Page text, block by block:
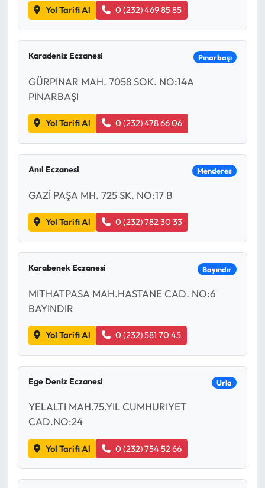
Yol Tarifi Al 0 (232) 469 85 85
Karadeniz Eczanesi Pınarbaşı
GÜRPINAR MAH. 7058 SOK. NO:14A
PINARBAŞI
Yol Tarifi Al 0 (232) 478 66 06
Anıl Eczanesi Menderes
GAZİ PAŞA MH. 725 SK. NO:17 B
Yol Tarifi Al 0 (232) 782 30 33
Karabenek Eczanesi Bayındır
MITHATPASA MAH.HASTANE CAD. NO:6
BAYINDIR
Yol Tarifi Al 0 (232) 581 70 45
Ege Deniz Eczanesi Urla
YELALTI MAH.75.YIL CUMHURIYET
CAD.NO:24
Yol Tarifi Al 0 (232) 754 52 66